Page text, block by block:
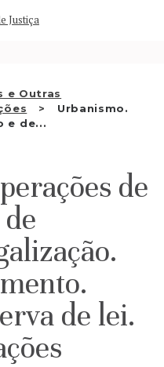
e Outras
Urbanismo.
e de...
OUTRAS
de
de lei.